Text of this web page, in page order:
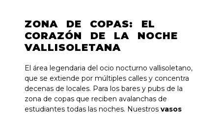
ZONA DE COPAS: EL
CORAZÓN DE LA NOCHE
VALLISOLETANA
El área legendaria del ocio nocturno vallisoletano,
que se extiende por múltiples calles y concentra
decenas de locales. Para los bares y pubs de la
zona de copas que reciben avalanchas de
estudiantes todas las noches. Nuestros vasos